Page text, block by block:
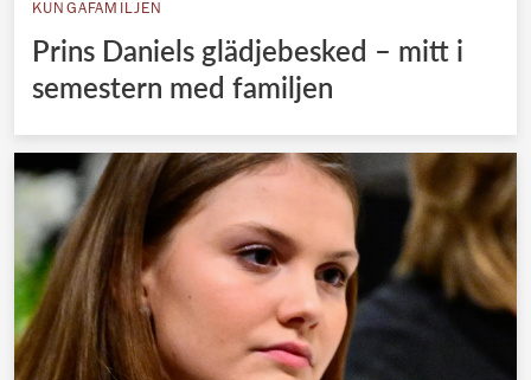
KUNGAFAMILJEN
Prins Daniels glädjebesked – mitt i
semestern med familjen